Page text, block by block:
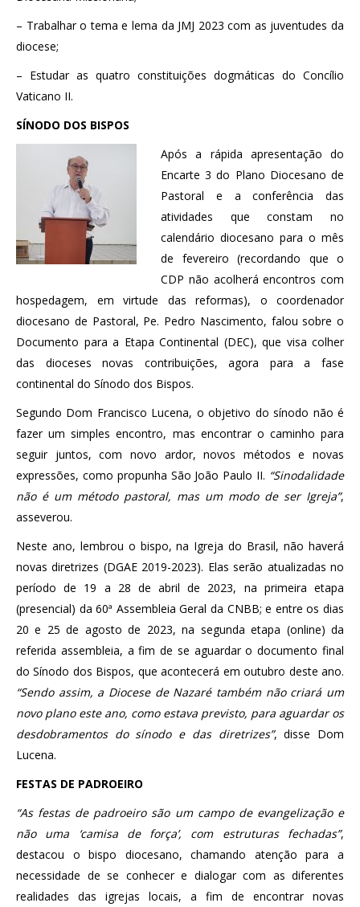
– Trabalhar o tema e lema da JMJ 2023 com as juventudes da
diocese;
– Estudar as quatro constituições dogmáticas do Concílio
Vaticano II.
SÍNODO DOS BISPOS
Após a rápida apresentação do
Encarte 3 do Plano Diocesano de
Pastoral e a conferência das
atividades que constam no
calendário diocesano para o mês
de fevereiro (recordando que o
CDP não acolherá encontros com
hospedagem, em virtude das reformas), o coordenador
diocesano de Pastoral, Pe. Pedro Nascimento, falou sobre o
Documento para a Etapa Continental (DEC), que visa colher
das dioceses novas contribuições, agora para a fase
continental do Sínodo dos Bispos.
Segundo Dom Francisco Lucena, o objetivo do sínodo não é
fazer um simples encontro, mas encontrar o caminho para
seguir juntos, com novo ardor, novos métodos e novas
expressões, como propunha São João Paulo II. “Sinodalidade
não é um método pastoral, mas um modo de ser Igreja”,
asseverou.
Neste ano, lembrou o bispo, na Igreja do Brasil, não haverá
novas diretrizes (DGAE 2019-2023). Elas serão atualizadas no
período de 19 a 28 de abril de 2023, na primeira etapa
(presencial) da 60ª Assembleia Geral da CNBB; e entre os dias
20 e 25 de agosto de 2023, na segunda etapa (online) da
referida assembleia, a fim de se aguardar o documento final
do Sínodo dos Bispos, que acontecerá em outubro deste ano.
“Sendo assim, a Diocese de Nazaré também não criará um
novo plano este ano, como estava previsto, para aguardar os
desdobramentos do sínodo e das diretrizes”, disse Dom
Lucena.
FESTAS DE PADROEIRO
“As festas de padroeiro são um campo de evangelização e
não uma ‘camisa de força’, com estruturas fechadas”,
destacou o bispo diocesano, chamando atenção para a
necessidade de se conhecer e dialogar com as diferentes
realidades das igrejas locais, a fim de encontrar novas